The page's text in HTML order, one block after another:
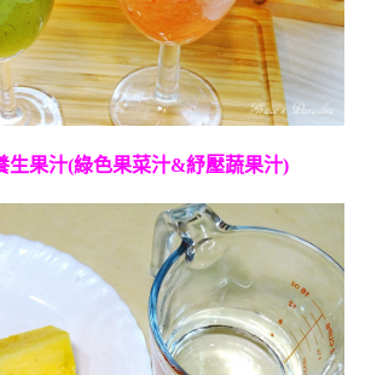
生果汁(綠色果菜汁&紓壓蔬果汁)